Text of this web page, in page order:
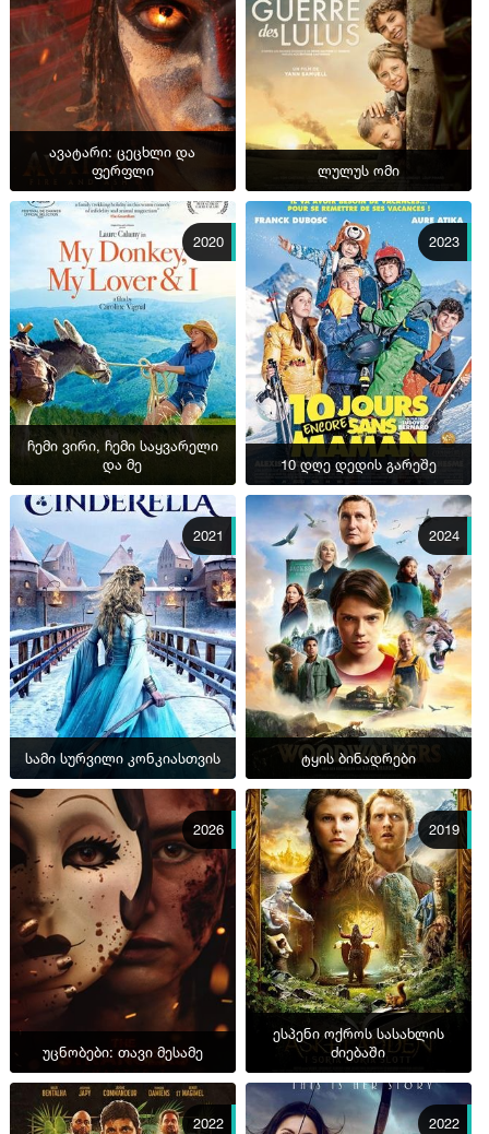
ავატარი: ცეცხლი და
ფერფლი
ლულუს ომი
2020
ჩემი ვირი, ჩემი საყვარელი
და მე
2023
10 დღე დედის გარეშე
2021
სამი სურვილი კონკიასთვის
2024
ტყის ბინადრები
2026
უცნობები: თავი მესამე
2019
ესპენი ოქროს სასახლის
ძიებაში
2022 2022